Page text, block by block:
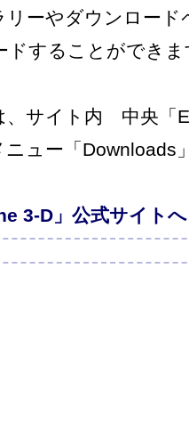
ーやダウンロード
ドすることができま
、サイト内 中央「
ュー「Downloads
3-D」公式サイトへ